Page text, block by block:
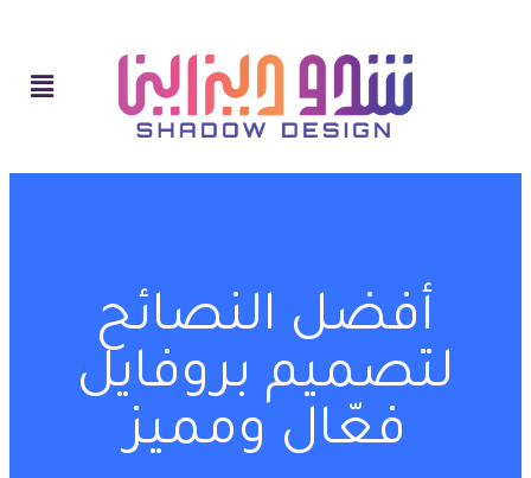
أفضل النصائح
لتصميم بروفايل
فعّال ومميز